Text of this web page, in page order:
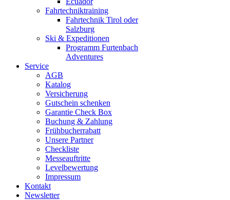
Fahrtechniktraining
Fahrtechnik Tirol oder
Salzburg
Ski & Expeditionen
Programm Furtenbach
Adventures
Service
AGB
Katalog
Versicherung
Gutschein schenken
Garantie Check Box
Buchung & Zahlung
Frühbucherrabatt
Unsere Partner
Checkliste
Messeauftritte
Levelbewertung
Impressum
Kontakt
Newsletter